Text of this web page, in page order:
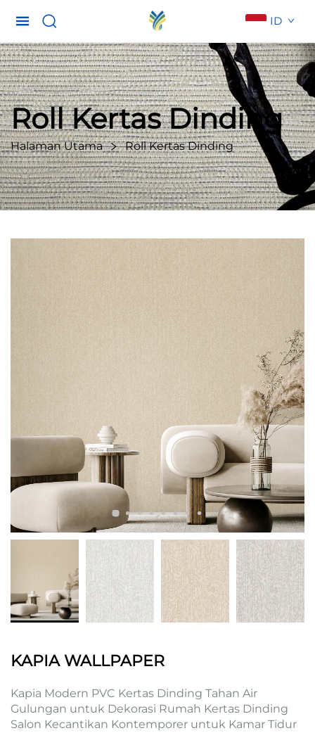
ID
Roll Kertas Dinding
Halaman Utama Roll Kertas Dinding
KAPIA WALLPAPER
Kapia Modern PVC Kertas Dinding Tahan Air
Gulungan untuk Dekorasi Rumah Kertas Dinding
Salon Kecantikan Kontemporer untuk Kamar Tidur